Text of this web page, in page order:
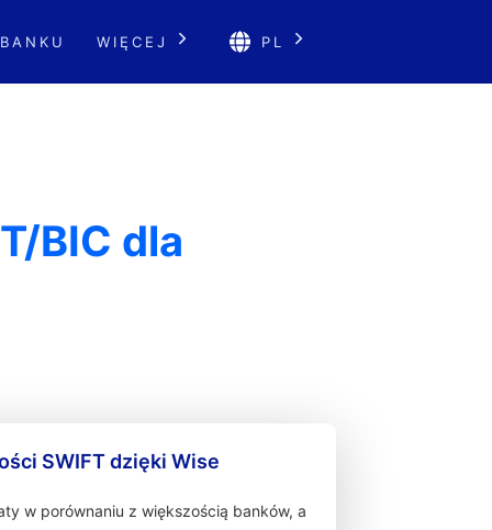
WIĘCEJ PL
BIC dla
SWIFT dzięki Wise
w porównaniu z większością banków, a